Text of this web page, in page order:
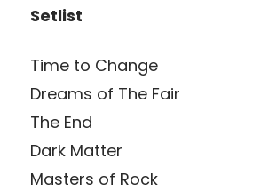
Setlist
Time to Change
Dreams of The Fair
The End
Dark Matter
Masters of Rock